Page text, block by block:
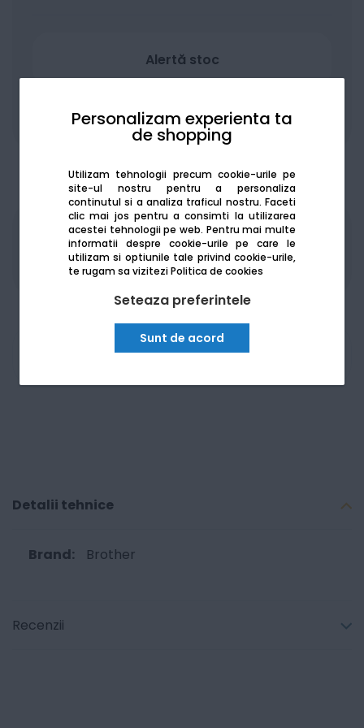
Personalizam experienta ta
de shopping
Utilizam tehnologii precum cookie-urile pe
site-ul nostru pentru a personaliza
continutul si a analiza traficul nostru. Faceti
clic mai jos pentru a consimti la utilizarea
acestei tehnologii pe web. Pentru mai multe
informatii despre cookie-urile pe care le
utilizam si optiunile tale privind cookie-urile,
te rugam sa viziteziPolitica de cookies
Seteaza preferintele
Sunt de acord
Alertă stoc
Adaugă la favorite Compară
Produsele sunt disponibile pe platforma de
achizitii publiceSEAP/SICAP
Am nevoie de ajutor
Detalii tehnice
Brother
Recenzii